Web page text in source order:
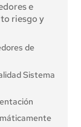
e
riesgo y
de
Sistema